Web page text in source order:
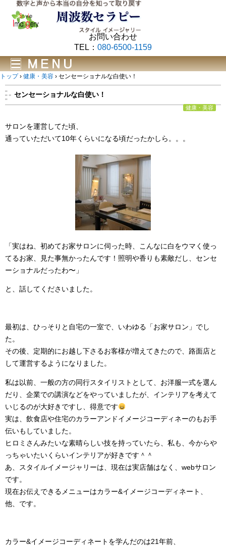
お問い合わせ
TEL： 080-6500-1159
トップ › 健康・美容 › センセーショナルな白使い！
センセーショナルな白使い！
健康・美容
サロンを運営してた頃、
通っていただいて10年くらいになる頃だったかしら。。。
「実はね、初めてお家サロンに伺った時、こんなに白をウマく使っ
てるお家、見た事無かったんです！照明や香りも素敵だし、センセ
ーショナルだったわ〜」
と、話してくださいました。
最初は、ひっそりと自宅の一室で、いわゆる「お家サロン」でし
た。
その後、定期的にお越し下さるお客様が増えてきたので、路面店と
して運営するようになりました。
私は以前、一般の方の同行スタイリストとして、お洋服一式を選ん
だり、企業での講演などをやっていましたが、インテリアを考えて
いじるのが大好きですし、得意です
実は、飲食店や住宅のカラーアンドイメージコーディネーのもお手
伝いもしていました。
ヒロミさんみたいな素晴らしい技を持っていたら、私も、今からや
っちゃいたいくらいインテリアが好きです＾＾
あ、スタイルイメージャリーは、現在は実店舗はなく、webサロン
です。
現在お伝えできるメニューはカラー&イメージコーディネート、
他、です。
カラー&イメージコーディネートを学んだのは21年前、